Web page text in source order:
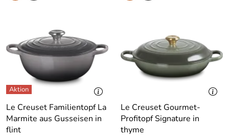
Le Creuset Familientopf La
Marmite aus Gusseisen in
flint
Le Creuset Gourmet-
Profitopf Signature in
thyme